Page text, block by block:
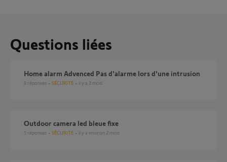
Questions liées
home alarm Advenced Pas d'alarme lors d'une intrusion
8 réponses SÉCURITÉ il y a 3 mois
Outdoor camera led bleue fixe
5 réponses SÉCURITÉ il y a environ 2 mois